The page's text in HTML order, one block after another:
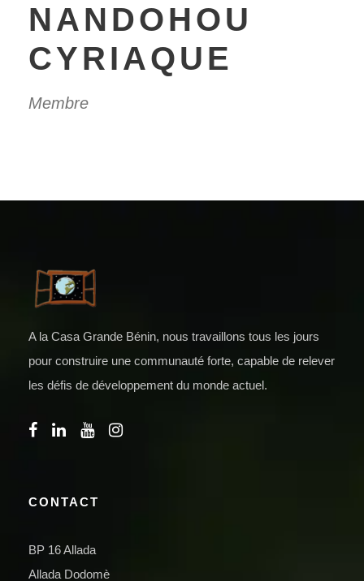
NANDOHOU
CYRIAQUE
Membre
A la Casa Grande Bénin, nous travaillons tous les jours
pour construire une communauté forte, capable de relever
les défis de développement du monde actuel.
CONTACT
BP 16 Allada
Allada Dodomè